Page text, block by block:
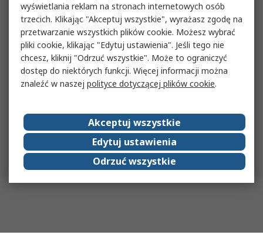
wyświetlania reklam na stronach internetowych osób
trzecich. Klikając "Akceptuj wszystkie", wyrażasz zgodę na
przetwarzanie wszystkich plików cookie. Możesz wybrać
pliki cookie, klikając "Edytuj ustawienia". Jeśli tego nie
chcesz, kliknij "Odrzuć wszystkie". Może to ograniczyć
dostęp do niektórych funkcji. Więcej informacji można
znaleźć w naszej polityce dotyczącej plików cookie.
Akceptuj wszystkie
Edytuj ustawienia
Odrzuć wszystkie